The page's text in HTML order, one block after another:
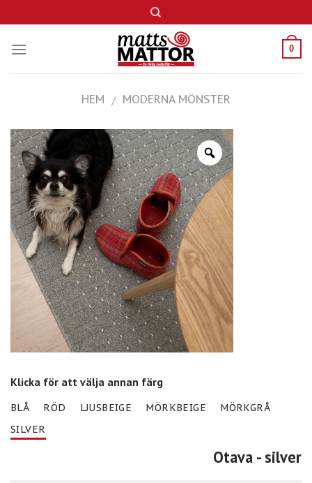
to
content
0
HEM / MODERNA MÖNSTER
Klicka för att välja annan färg
BLÅ RÖD LJUSBEIGE MÖRKBEIGE
MÖRKGRÅ
SILVER
Otava - silver